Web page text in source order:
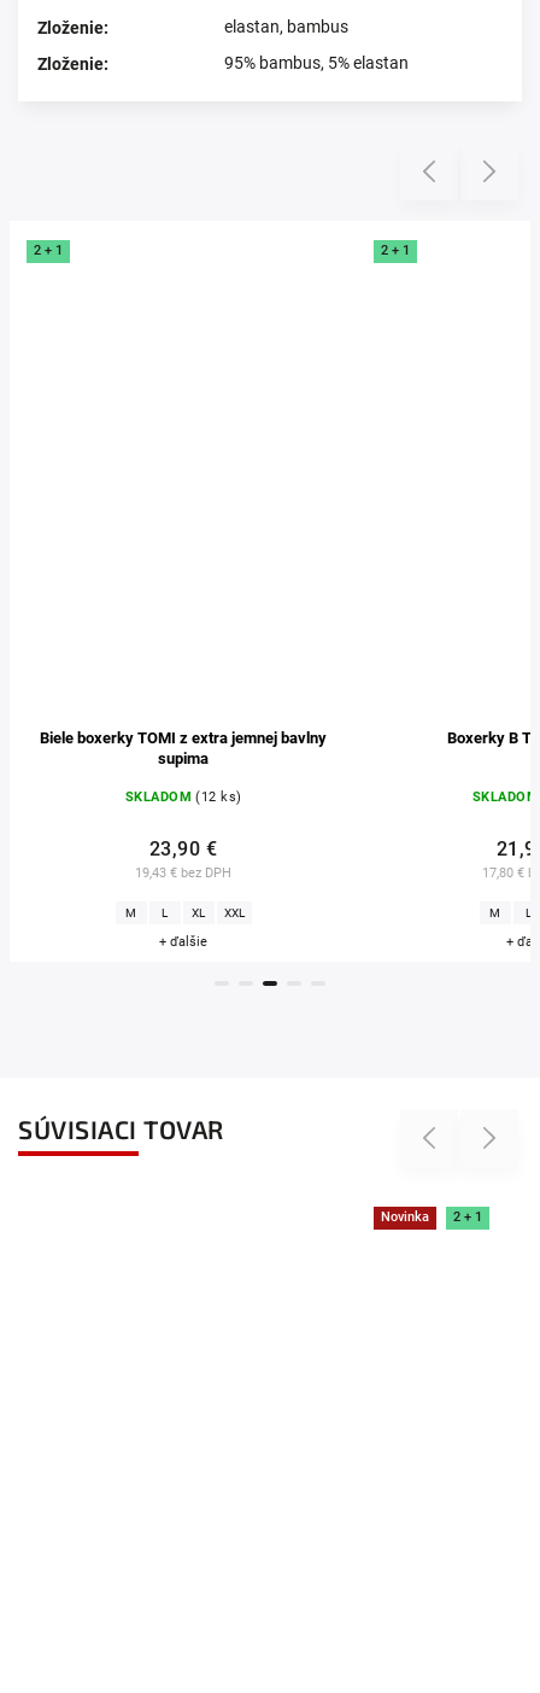
Zloženie: elastan, bambus
Zloženie: 95% bambus, 5% elastan
Previous
2 + 1
Biele boxerky TOMI z extra jemnej bavlny
supima
SKLADOM (12 ks)
19,43 € bez DPH
23,90 €
M L XL XXL
+ ďalšie
2 + 1
Boxerky B
SKLADOM
17,80 €
M L
+
Next
SÚVISIACI TOVAR Previous
Novinka 2 + 1
Next